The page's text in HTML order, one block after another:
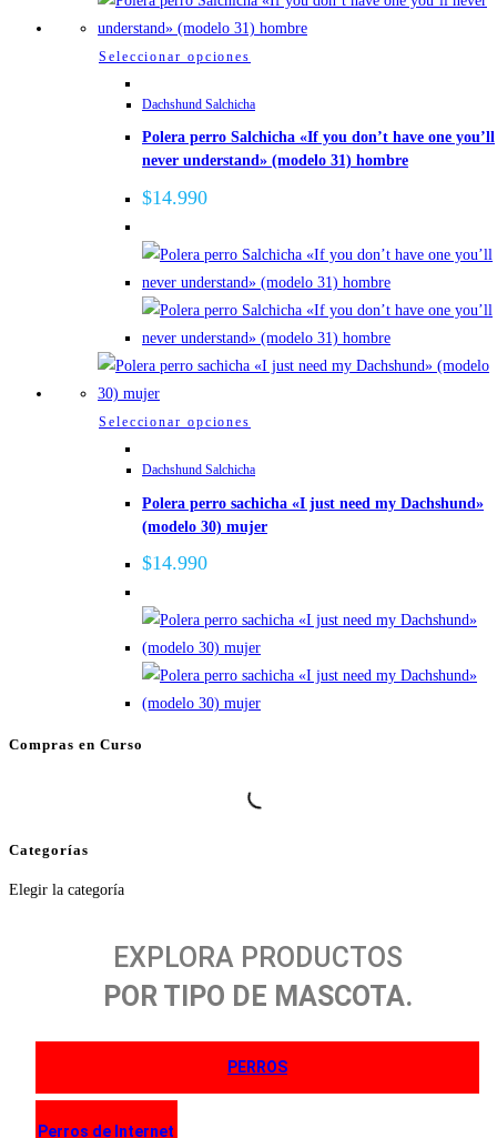
página
de
producto
Seleccionar opciones
tiene
múltiples
variantes.
se
pueden
elegir
en
Dachshund Salchicha
Polera perro Salchicha «If you don’t have one you’ll
never understand» (modelo 31) hombre
$14.990
Seleccionar opciones
tiene
múltiples
variantes.
se
pueden
elegir
en
producto
Dachshund Salchicha
Polera perro sachicha «I just need my Dachshund»
(modelo 30) mujer
$14.990
Compras en Curso
Categorías
Categorías
Elegir la categoría
EXPLORA PRODUCTOS
POR TIPO DE MASCOTA.
PERROS
Perros de Internet